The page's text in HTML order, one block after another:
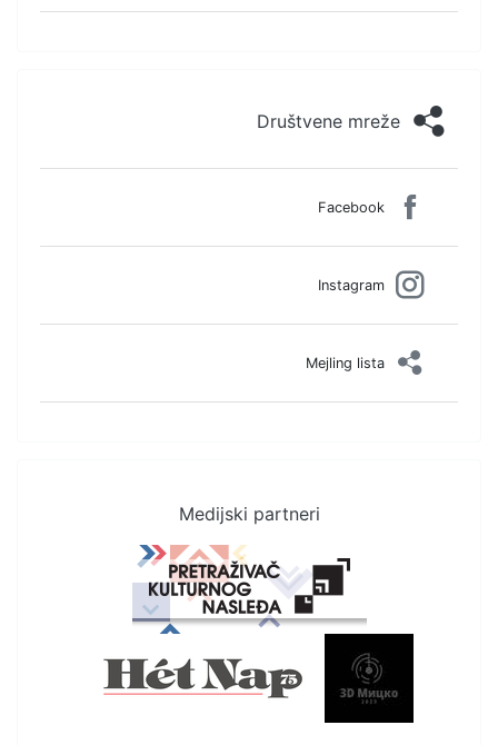
Društvene mreže
Facebook
Instagram
Mejling lista
Medijski partneri